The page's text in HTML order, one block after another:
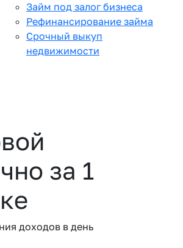
Займ под залог бизнеса
Рефинансирование займа
Срочный выкуп
недвижимости
за 1
доходов в день